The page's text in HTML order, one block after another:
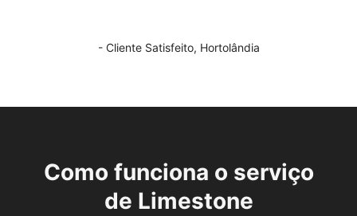
- Cliente Satisfeito, Hortolândia
Como funciona o serviço
de Limestone